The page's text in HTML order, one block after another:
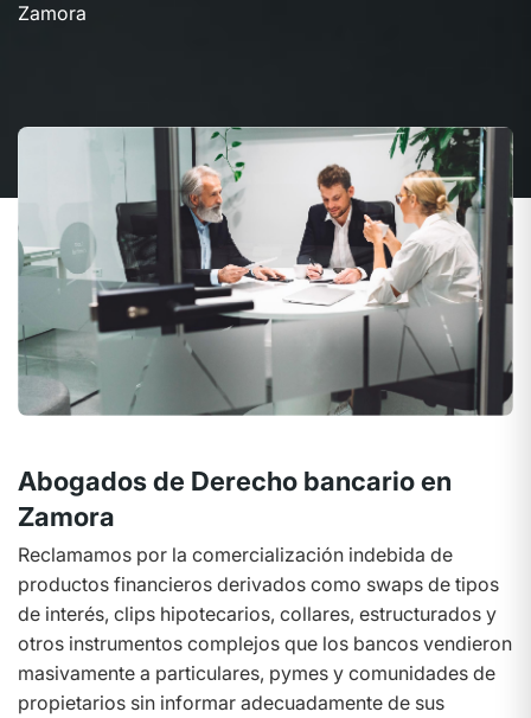
Zamora
Abogados de Derecho bancario en
Zamora
Reclamamos por la comercialización indebida de
productos financieros derivados como swaps de tipos
de interés, clips hipotecarios, collares, estructurados y
otros instrumentos complejos que los bancos vendieron
masivamente a particulares, pymes y comunidades de
propietarios sin informar adecuadamente de sus